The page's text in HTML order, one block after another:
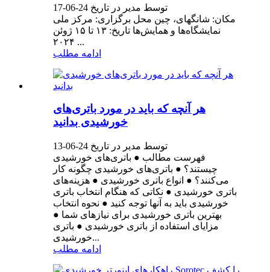
توسط مدیر در تاریخ 24-06-17
مکان: شانگهای، چین محل برگزاری: مرکز ملی
نمایشگاه‌ها و همایش‌ها تاریخ: ۱۳ تا ۱۵ ژوئن
۲۰۲۴ ...
ادامه مطلب
هر آنچه که باید در مورد باتری‌های
خورشیدی بدانید
توسط مدیر در تاریخ 24-06-13
فهرست مطالب ● باتری‌های خورشیدی
چیستند؟ ● باتری‌های خورشیدی چگونه کار
می‌کنند؟ ● انواع باتری خورشیدی ● هزینه‌های
باتری خورشیدی ● نکاتی که هنگام انتخاب باتری
خورشیدی باید به آنها توجه کنید ● نحوه انتخاب
بهترین باتری خورشیدی برای نیازهای شما ●
مزایای استفاده از باتری خورشیدی ● باتری
خورشیدی...
ادامه مطلب